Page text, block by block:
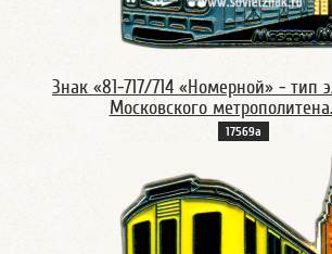
Знак «81-717/714 «Номерной» - тип
Московского
17569а